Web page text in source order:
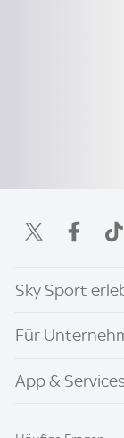
Sky Sport
Für
App &